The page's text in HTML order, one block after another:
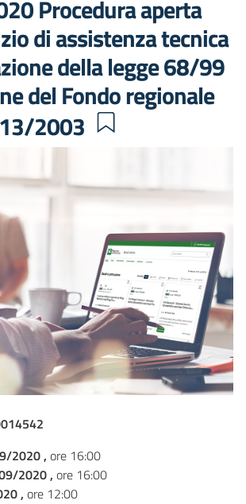
Procedura aperta
di assistenza tecnica
della legge 68/99
del Fondo regionale
2003
2020 , ore 16:00
2020 , ore 16:00
, ore 12:00